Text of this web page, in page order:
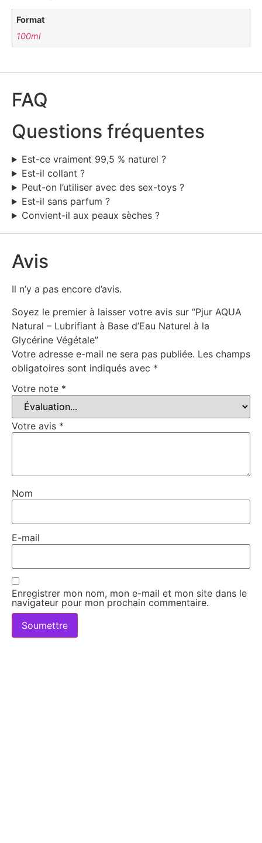
Format
100ml
FAQ
Questions fréquentes
Est-ce vraiment 99,5 % naturel ?
Est-il collant ?
Peut-on l’utiliser avec des sex-toys ?
Est-il sans parfum ?
Convient-il aux peaux sèches ?
Avis
Il n’y a pas encore d’avis.
Soyez le premier à laisser votre avis sur “Pjur AQUA
Natural – Lubrifiant à Base d’Eau Naturel à la
Glycérine Végétale”
Votre adresse e-mail ne sera pas publiée. Les champs
obligatoires sont indiqués avec *
Votre note *
Votre avis *
Nom
E-mail
Enregistrer mon nom, mon e-mail et mon site dans le
navigateur pour mon prochain commentaire.